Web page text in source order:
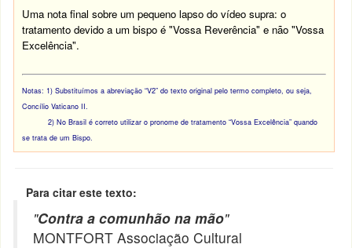
Uma nota final sobre um pequeno lapso do vídeo supra: o
tratamento devido a um bispo é "Vossa Reverência" e não "Vossa
Excelência".
Notas: 1) Substituímos a abreviação “V2” do texto original pelo termo completo, ou seja,
Concílio Vaticano II.
2) No Brasil é correto utilizar o pronome de tratamento “Vossa Excelência” quando
se trata de um Bispo.
Para citar este texto:
"Contra a comunhão na mão"
MONTFORT Associação Cultural